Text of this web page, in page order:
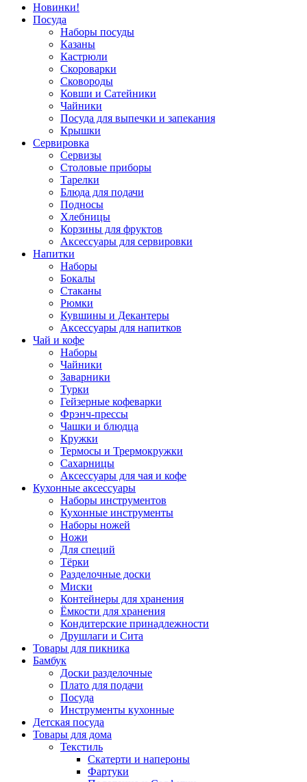
Новинки!
Посуда
Наборы посуды
Казаны
Кастрюли
Скороварки
Сковороды
Ковши и Сатейники
Чайники
Посуда для выпечки и запекания
Крышки
Сервировка
Сервизы
Столовые приборы
Тарелки
Блюда для подачи
Подносы
Хлебницы
Корзины для фруктов
Аксессуары для сервировки
Напитки
Наборы
Бокалы
Стаканы
Рюмки
Кувшины и Декантеры
Аксессуары для напитков
Чай и кофе
Наборы
Чайники
Заварники
Турки
Гейзерные кофеварки
Фрэнч-прессы
Чашки и блюдца
Кружки
Термосы и Трермокружки
Сахарницы
Аксессуары для чая и кофе
Кухонные аксессуары
Наборы инструментов
Кухонные инструменты
Наборы ножей
Ножи
Для специй
Тёрки
Разделочные доски
Миски
Контейнеры для хранения
Ёмкости для хранения
Кондитерские принадлежности
Друшлаги и Сита
Товары для пикника
Бамбук
Доски разделочные
Плато для подачи
Посуда
Инструменты кухонные
Детская посуда
Товары для дома
Текстиль
Скатерти и напероны
Фартуки